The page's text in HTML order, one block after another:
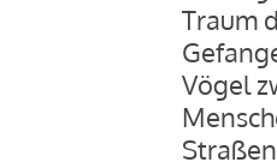
Traum
Vögel